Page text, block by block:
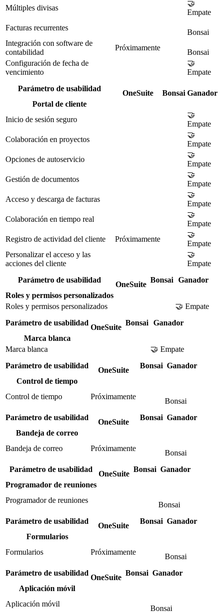
Múltiples divisas
🤝
Empate
Facturas recurrentes
Bonsai
Integración con software de
contabilidad
Próximamente
Bonsai
Configuración de fecha de
vencimiento
🤝
Empate
Parámetro de usabilidad
OneSuite Bonsai Ganador
Portal de cliente
Inicio de sesión seguro
🤝
Empate
Colaboración en proyectos
🤝
Empate
Opciones de autoservicio
🤝
Empate
Gestión de documentos
🤝
Empate
Acceso y descarga de facturas
🤝
Empate
Colaboración en tiempo real
🤝
Empate
Registro de actividad del cliente
Próximamente
🤝
Empate
Personalizar el acceso y las
acciones del cliente
🤝
Empate
Parámetro de usabilidad
OneSuite
Bonsai Ganador
Roles y permisos personalizados
Roles y permisos personalizados
🤝 Empate
Parámetro de usabilidad
OneSuite
Bonsai Ganador
Marca blanca
Marca blanca
🤝 Empate
Parámetro de usabilidad
OneSuite
Bonsai Ganador
Control de tiempo
Control de tiempo
Próximamente
Bonsai
Parámetro de usabilidad
OneSuite
Bonsai Ganador
Bandeja de correo
Bandeja de correo
Próximamente
Bonsai
Parámetro de usabilidad
OneSuite
Bonsai Ganador
Programador de reuniones
Programador de reuniones
Bonsai
Parámetro de usabilidad
OneSuite
Bonsai Ganador
Formularios
Formularios
Próximamente
Bonsai
Parámetro de usabilidad
OneSuite
Bonsai Ganador
Aplicación móvil
Aplicación móvil
Bonsai